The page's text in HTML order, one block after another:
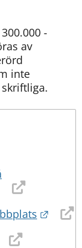
-
av
inte
Länk till annan
Länk till annan